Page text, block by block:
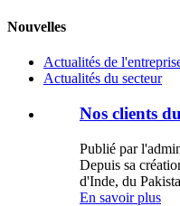
Nouvelles
Actualités de
Actualités du secteur
Nos clients
Publié par
Depuis sa
d'Inde, du
En savoir plus